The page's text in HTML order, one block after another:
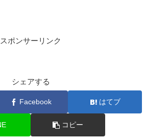
我慢することにした(ﾟ∀ﾟ)
！